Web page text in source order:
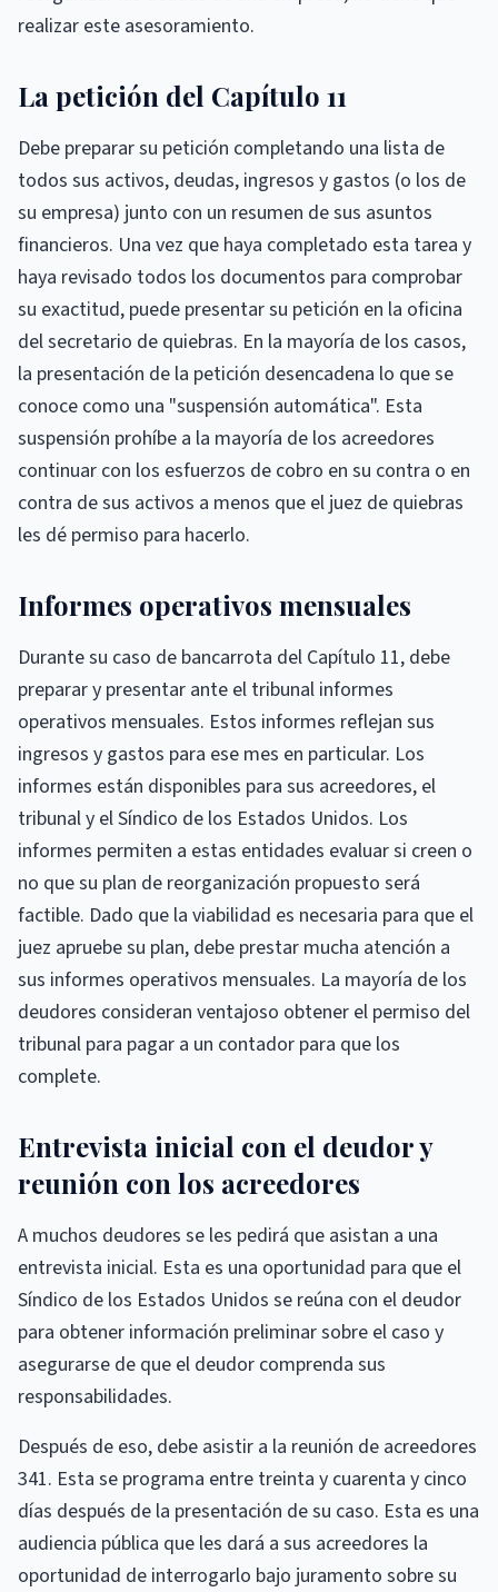
realizar este asesoramiento.
La petición del Capítulo 11
Debe preparar su petición completando una lista de
todos sus activos, deudas, ingresos y gastos (o los de
su empresa) junto con un resumen de sus asuntos
financieros. Una vez que haya completado esta tarea y
haya revisado todos los documentos para comprobar
su exactitud, puede presentar su petición en la oficina
del secretario de quiebras. En la mayoría de los casos,
la presentación de la petición desencadena lo que se
conoce como una "suspensión automática". Esta
suspensión prohíbe a la mayoría de los acreedores
continuar con los esfuerzos de cobro en su contra o en
contra de sus activos a menos que el juez de quiebras
les dé permiso para hacerlo.
Informes operativos mensuales
Durante su caso de bancarrota del Capítulo 11, debe
preparar y presentar ante el tribunal informes
operativos mensuales. Estos informes reflejan sus
ingresos y gastos para ese mes en particular. Los
informes están disponibles para sus acreedores, el
tribunal y el Síndico de los Estados Unidos. Los
informes permiten a estas entidades evaluar si creen o
no que su plan de reorganización propuesto será
factible. Dado que la viabilidad es necesaria para que el
juez apruebe su plan, debe prestar mucha atención a
sus informes operativos mensuales. La mayoría de los
deudores consideran ventajoso obtener el permiso del
tribunal para pagar a un contador para que los
complete.
Entrevista inicial con el deudor y
reunión con los acreedores
A muchos deudores se les pedirá que asistan a una
entrevista inicial. Esta es una oportunidad para que el
Síndico de los Estados Unidos se reúna con el deudor
para obtener información preliminar sobre el caso y
asegurarse de que el deudor comprenda sus
responsabilidades.
Después de eso, debe asistir a la reunión de acreedores
341. Esta se programa entre treinta y cuarenta y cinco
días después de la presentación de su caso. Esta es una
audiencia pública que les dará a sus acreedores la
oportunidad de interrogarlo bajo juramento sobre su